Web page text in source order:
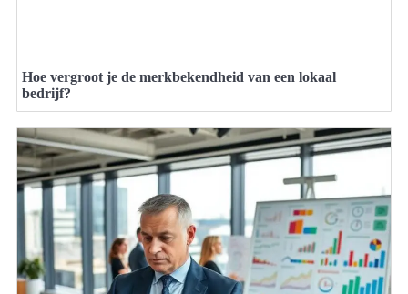
Hoe vergroot je de merkbekendheid van een lokaal
bedrijf?